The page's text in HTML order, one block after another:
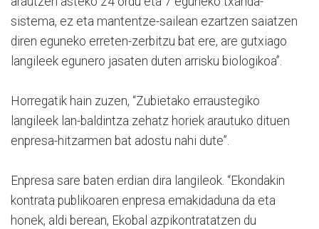
sistema, ez eta mantentze-sailean ezartzen saiatzen
diren eguneko erreten-zerbitzu bat ere, are gutxiago
langileek egunero jasaten duten arrisku biologikoa”.
Horregatik hain zuzen, “Zubietako erraustegiko
langileek lan-baldintza zehatz horiek arautuko dituen
enpresa-hitzarmen bat adostu nahi dute”.
Enpresa sare baten erdian dira langileok. “Ekondakin
kontrata publikoaren enpresa emakidaduna da eta
honek, aldi berean, Ekobal azpikontratatzen du